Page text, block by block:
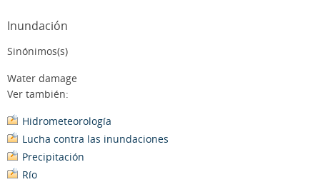
Inundación
Sinónimos(s)
Water damage
Ver también:
Hidrometeorología
Lucha contra las inundaciones
Precipitación
Río